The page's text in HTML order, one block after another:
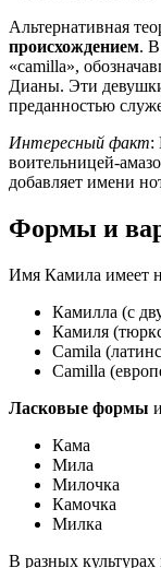
Альтернативная
происхождением.
«camilla»,
Дианы. Эти
преданностью
Интересный факт:
воительницей-
добавляет имени
Формы и
Имя Камила имеет
Камилла (с
Камиля
Camila
Camilla
Ласковые формы
Кама
Мила
Милочка
Камочка
Милка
В разных